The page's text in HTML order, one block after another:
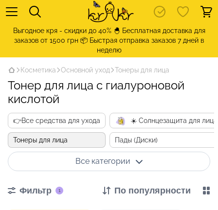
Выгодное кря - скидки до 40% 🐣 Бесплатная доставка для
заказов от 1500 грн 📦 Быстрая отправка заказов 7 дней в
неделю
Косметика Основной уход Тонеры для лица
Тонер для лица с гиалуроновой
кислотой
👉Все средства для ухода
Тонеры для лица
☀️ Солнцезащита для лица
Пады (Диски)
Все категории
Фильтр 1 По популярности